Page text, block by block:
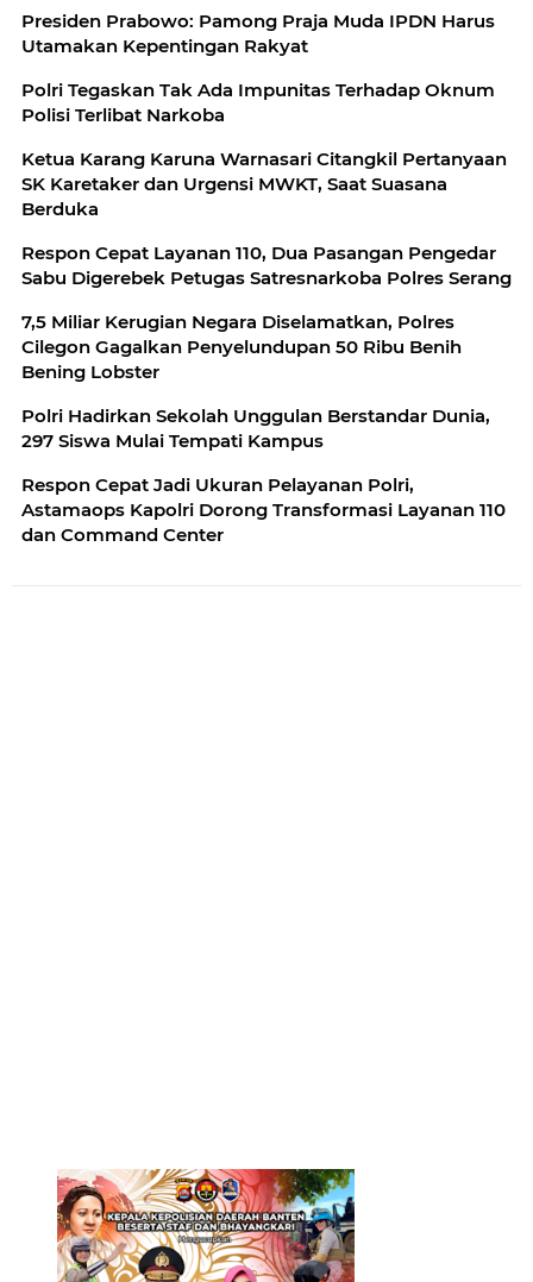
Presiden Prabowo: Pamong Praja Muda IPDN Harus
Utamakan Kepentingan Rakyat
Polri Tegaskan Tak Ada Impunitas Terhadap Oknum
Polisi Terlibat Narkoba
Ketua Karang Karuna Warnasari Citangkil Pertanyaan
SK Karetaker dan Urgensi MWKT, Saat Suasana
Berduka
Respon Cepat Layanan 110, Dua Pasangan Pengedar
Sabu Digerebek Petugas Satresnarkoba Polres Serang
7,5 Miliar Kerugian Negara Diselamatkan, Polres
Cilegon Gagalkan Penyelundupan 50 Ribu Benih
Bening Lobster
Polri Hadirkan Sekolah Unggulan Berstandar Dunia,
297 Siswa Mulai Tempati Kampus
Respon Cepat Jadi Ukuran Pelayanan Polri,
Astamaops Kapolri Dorong Transformasi Layanan 110
dan Command Center